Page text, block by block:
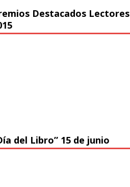
Destacados Lectores
del Libro” 15 de junio